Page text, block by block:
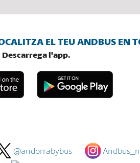
EL TEU ANDBUS EN
Descarrega l'app.
@andorrabybus